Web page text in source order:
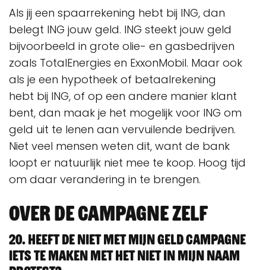
Als jij een spaarrekening hebt bij ING, dan
belegt ING jouw geld. ING steekt jouw geld
bijvoorbeeld in grote olie- en gasbedrijven
zoals TotalEnergies en ExxonMobil. Maar ook
als je een hypotheek of betaalrekening
hebt bij ING, of op een andere manier klant
bent, dan maak je het mogelijk voor ING om
geld uit te lenen aan vervuilende bedrijven.
Niet veel mensen weten dit, want de bank
loopt er natuurlijk niet mee te koop. Hoog tijd
om daar verandering in te brengen.
Over de campagne zelf
20. Heeft de Niet Met Mijn Geld campagne
iets te maken met het Niet In Mijn Naam